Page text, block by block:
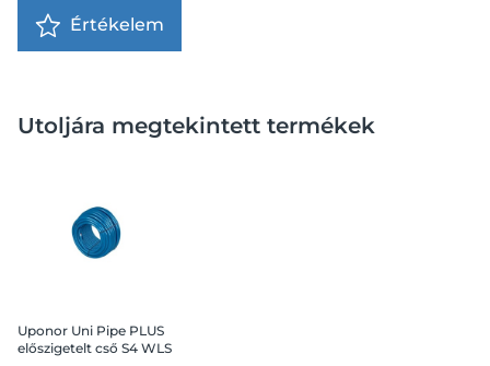
Értékelem
Utoljára megtekintett termékek
Uponor Uni Pipe PLUS
előszigetelt cső S4 WLS